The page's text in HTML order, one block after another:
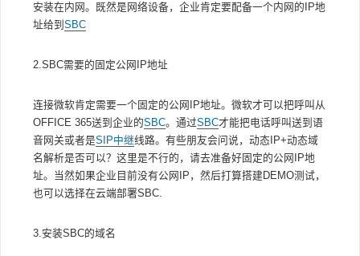
安装在内网。既然是网络设备，企业肯定要配备一个内网的IP地
址给到 SBC
2.SBC需要的固定公网IP地址
连接微软肯定需要一个固定的公网IP地址。微软才可以把呼叫从
OFFICE 365送到企业的SBC。通过SBC才能把电话呼叫送到语
音网关或者是SIP中继线路。有些朋友会问说，动态IP+动态域
名解析是否可以？这里是不行的，请去准备好固定的公网IP地
址。当然如果企业目前没有公网IP，然后打算搭建DEMO测试，
也可以选择在云端部署SBC.
3.安装SBC的域名